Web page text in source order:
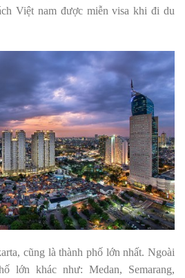
Việt nam được miễn visa khi đi du
cũng là thành phố lớn nhất. Ngoài
lớn khác như: Medan, Semarang,